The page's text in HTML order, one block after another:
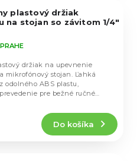
plastový držiak
na stojan so závitom 1/4"
Do košíka
držiak na upevnenie
mikrofónový stojan. Ľahká
odolného ABS plastu,
pre bežné ručné